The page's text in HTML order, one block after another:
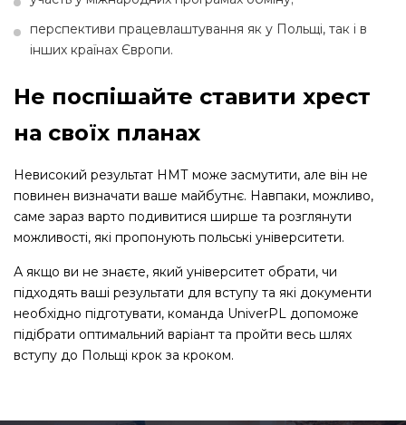
перспективи працевлаштування як у Польщі, так і в
інших країнах Європи.
Не поспішайте ставити хрест
на своїх планах
Невисокий результат НМТ може засмутити, але він не
повинен визначати ваше майбутнє. Навпаки, можливо,
саме зараз варто подивитися ширше та розглянути
можливості, які пропонують польські університети.
А якщо ви не знаєте, який університет обрати, чи
підходять ваші результати для вступу та які документи
необхідно підготувати, команда UniverPL допоможе
підібрати оптимальний варіант та пройти весь шлях
вступу до Польщі крок за кроком.